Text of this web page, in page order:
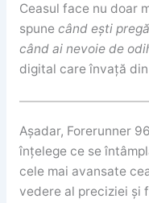
Ceasul face nu doar
spune când ești
când ai nevoie de
digital care învață
Așadar, Forerunner
înțelege ce se
cele mai avansate
vedere al preciziei și